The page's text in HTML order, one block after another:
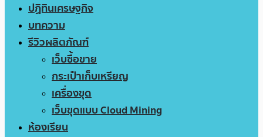
ปฏิทินเศรษฐกิจ
บทความ
รีวิวผลิตภัณฑ์
เว็บซื้อขาย
กระเป๋าเก็บเหรียญ
เครื่องขุด
เว็บขุดแบบ Cloud Mining
ห้องเรียน